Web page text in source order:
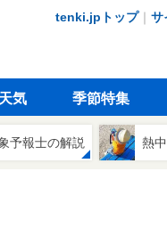
tenki.jpトップ｜ サ
気 季節特集
予報士の解説 熱